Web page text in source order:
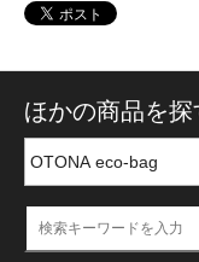
ほかの商品を探